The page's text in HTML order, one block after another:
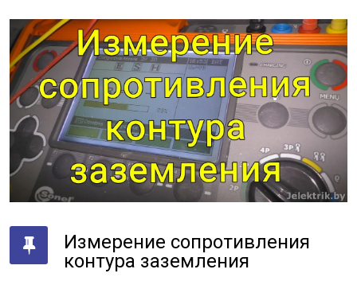
Измерение сопротивления
контура заземления